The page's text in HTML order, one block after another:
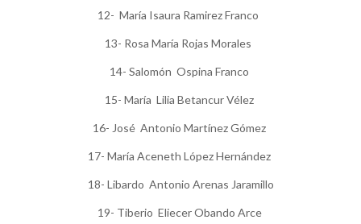
12- María Isaura Ramirez Franco
13- Rosa María Rojas Morales
14- Salomón Ospina Franco
15- María Lilia Betancur Vélez
16- José Antonio Martínez Gómez
17- María Aceneth López Hernández
18- Libardo Antonio Arenas Jaramillo
19- Tiberio Eliecer Obando Arce